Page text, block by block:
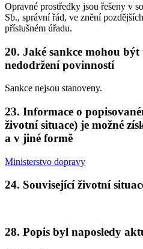
Opravné prostředky jsou řešeny v
Sb., správní řád, ve znění
příslušném úřadu.
20. Jaké sankce mohou
nedodržení povinností
Sankce nejsou stanoveny.
23. Informace o
životní situace) je možné
a v jiné formě
Ministerstvo dopravy
24. Související životní
28. Popis byl naposledy